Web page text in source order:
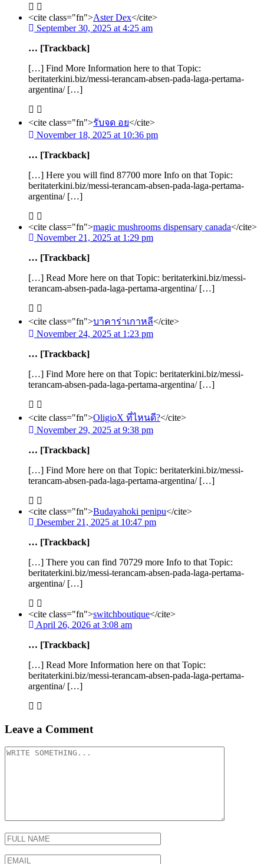
<cite class="fn">Aster Dex</cite>
September 30, 2025 at 4:25 am
… [Trackback]
[…] Find More Information here to that Topic:
beritaterkini.biz/messi-terancam-absen-pada-laga-pertama-
argentina/ […]
<cite class="fn">รับจด อย</cite>
November 18, 2025 at 10:36 pm
… [Trackback]
[…] Here you will find 87700 more Info on that Topic:
beritaterkini.biz/messi-terancam-absen-pada-laga-pertama-
argentina/ […]
<cite class="fn">magic mushrooms dispensary canada</cite>
November 21, 2025 at 1:29 pm
… [Trackback]
[…] Read More here on that Topic: beritaterkini.biz/messi-
terancam-absen-pada-laga-pertama-argentina/ […]
<cite class="fn">บาคาร่าเกาหลี</cite>
November 24, 2025 at 1:23 pm
… [Trackback]
[…] Find More here on that Topic: beritaterkini.biz/messi-
terancam-absen-pada-laga-pertama-argentina/ […]
<cite class="fn">OligioX ที่ไหนดี?</cite>
November 29, 2025 at 9:38 pm
… [Trackback]
[…] Find More here on that Topic: beritaterkini.biz/messi-
terancam-absen-pada-laga-pertama-argentina/ […]
<cite class="fn">Budayahoki penipu</cite>
Desember 21, 2025 at 10:47 pm
… [Trackback]
[…] There you can find 70729 more Info to that Topic:
beritaterkini.biz/messi-terancam-absen-pada-laga-pertama-
argentina/ […]
<cite class="fn">switchboutique</cite>
April 26, 2026 at 3:08 am
… [Trackback]
[…] Read More Information here on that Topic:
beritaterkini.biz/messi-terancam-absen-pada-laga-pertama-
argentina/ […]
Leave a Comment